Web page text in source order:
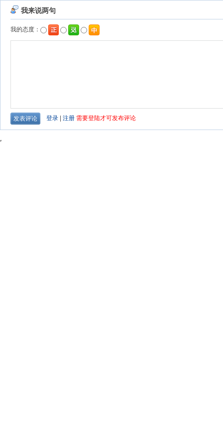
我来说两句
我的态度：
登录 注册 需要登陆才可发布评论